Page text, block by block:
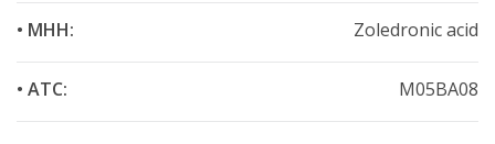
• МНН: Zoledronic acid
• ATC: M05BA08